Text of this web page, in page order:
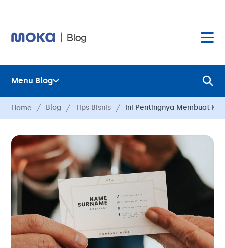
Layanan
Hardware
Harga
Hubungi Kami
Blog
Solusi Bisnis
Menu Blog
Layanan
Hardware
Harga
Hubungi Kami
Blog
Home Blog Tips Bisnis Ini Pentingnya Membuat